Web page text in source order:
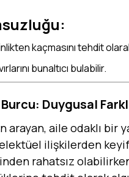
kaçmasını tehdit
bunaltıcı bulabilir.
Duygusal
arayan, aile odaklı bir
ilişkilerden
rahatsız